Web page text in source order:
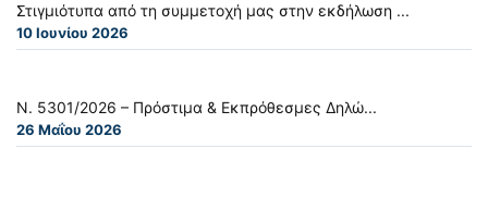
Στιγμιότυπα από τη συμμετοχή μας στην εκδήλωση ...
10 Ιουνίου 2026
Ν. 5301/2026 – Πρόστιμα & Εκπρόθεσμες Δηλώ...
26 Μαΐου 2026